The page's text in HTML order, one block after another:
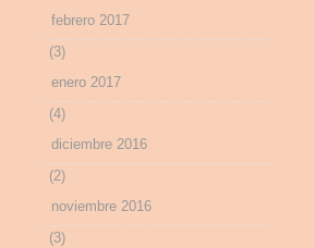
febrero 2017
(3)
enero 2017
(4)
diciembre 2016
(2)
noviembre 2016
(3)